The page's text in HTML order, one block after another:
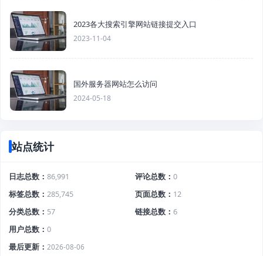
2023各大搜索引擎网站链接提交入口
2023-11-04
国外服务器网站怎么访问
2024-05-18
站点统计
日志总数 86,991 评论总数
0
标签总数
285,745 页面总数
12
分类总数
57 链接总数
6
用户总数
0
最后更新
2026-08-06